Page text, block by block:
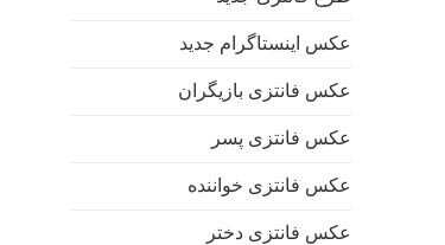
عکس اینستاگرام جدید
عکس فانتزی بازیگران
عکس فانتزی پسر
عکس فانتزی خواننده
عکس فانتزی دختر